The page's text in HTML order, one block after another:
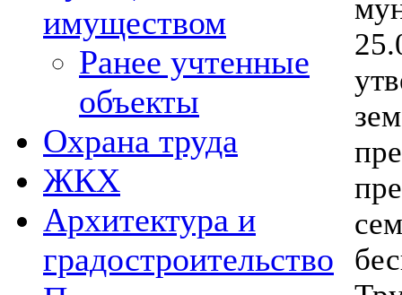
имуществом
Ранее учтенные
объекты
Охрана труда
ЖКХ
Архитектура и
градостроительство